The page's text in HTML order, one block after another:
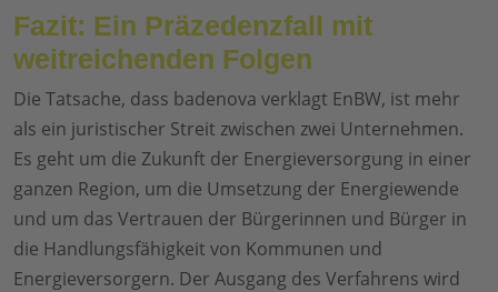
Fazit: Ein Präzedenzfall mit
weitreichenden Folgen
Die Tatsache, dass badenova verklagt EnBW, ist mehr
als ein juristischer Streit zwischen zwei Unternehmen.
Es geht um die Zukunft der Energieversorgung in einer
ganzen Region, um die Umsetzung der Energiewende
und um das Vertrauen der Bürgerinnen und Bürger in
die Handlungsfähigkeit von Kommunen und
Energieversorgern. Der Ausgang des Verfahrens wird